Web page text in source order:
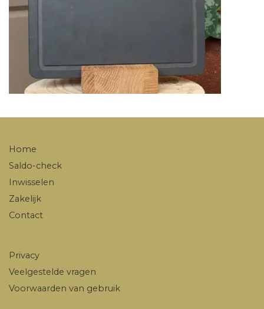
Home
Saldo-check
Inwisselen
Zakelijk
Contact
Privacy
Veelgestelde vragen
Voorwaarden van gebruik